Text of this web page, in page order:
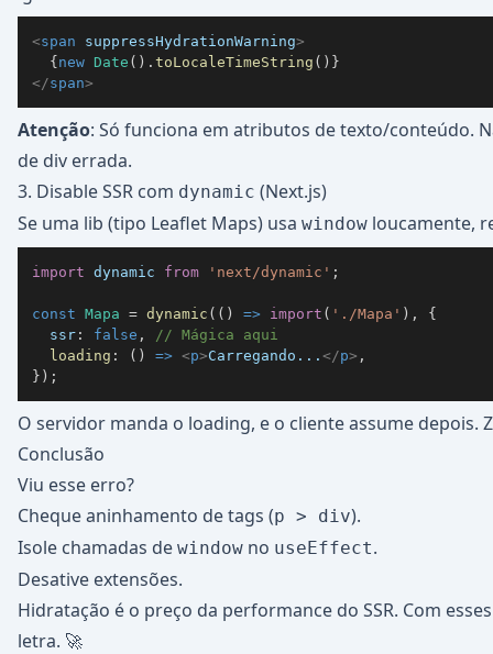
<span suppressHydrationWarning>
{new Date ( ) . toLocaleTimeString ( ) }
</span>
Atenção: Só funciona em atributos de texto/conteúdo.
de div errada.
3. Disable SSR com dynamic (Next.js)
Se uma lib (tipo Leaflet Maps) usa window loucamente,
import dynamic from 'next/dynamic' ;
const Mapa = dynamic ( ( ) => import ( './Mapa' ) ,
{
ssr : false ,
// Mágica aqui
loading : ( ) => <p>Carregando... </p> ,
} ) ;
O servidor manda o loading, e o cliente assume depois.
Conclusão
Viu esse erro?
Cheque aninhamento de tags (p > div).
Isole chamadas de window no useEffect.
Desative extensões.
Hidratação é o preço da performance do SSR. Com
letra. 🚀